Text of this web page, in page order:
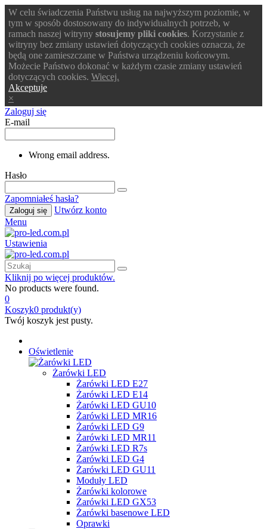
W celu świadczenia Państwu usług na najwyższym poziomie, w
tym w sposób dostosowany do indywidualnych potrzeb, w
ramach naszej witryny stosujemy pliki cookies. Korzystanie z
witryny bez zmiany ustawień dotyczących cookies oznacza, że
będą one zamieszczane w Państwa urządzeniu końcowym.
Możecie Państwo dokonać w każdym czasie zmiany ustawień
dotyczących cookies. Wiecej.
Akceptuje
×
Zaloguj się
E-mail
Wrong email address.
Hasło
Zapomniałeś hasła?
Zaloguj się
Utwórz konto
Menu
Ustawienia
Kliknij po więcej produktów.
No products were found.
0
Koszyk0 produkt(y)
Twój koszyk jest pusty.
Oświetlenie
Żarówki LED
Żarówki LED E27
Żarówki LED E14
Żarówki LED GU10
Żarówki LED MR16
Żarówki LED G9
Żarówki LED MR11
Żarówki LED R7s
Żarówki LED G4
Żarówki LED GU11
Moduły LED
Żarówki kolorowe
Żarówki LED GX53
Żarówki basenowe LED
Oprawki